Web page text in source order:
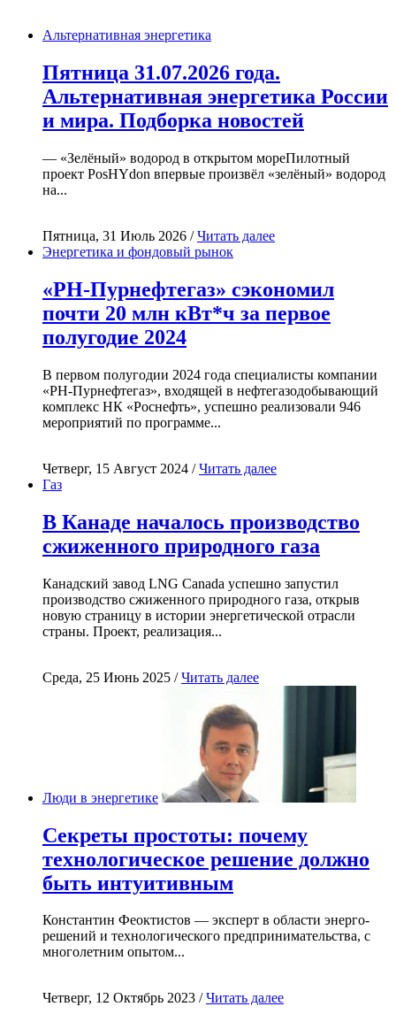
Альтернативная энергетика
Пятница 31.07.2026 года.
Альтернативная энергетика России
и мира. Подборка новостей
— «Зелёный» водород в открытом мореПилотный
проект PosHYdon впервые произвёл «зелёный» водород
на...
Пятница, 31 Июль 2026 /Читать далее
Энергетика и фондовый рынок
«РН-Пурнефтегаз» сэкономил
почти 20 млн кВт*ч за первое
полугодие 2024
В первом полугодии 2024 года специалисты компании
«РН-Пурнефтегаз», входящей в нефтегазодобывающий
комплекс НК «Роснефть», успешно реализовали 946
мероприятий по программе...
Четверг, 15 Август 2024 /Читать далее
Газ
В Канаде началось производство
сжиженного природного газа
Канадский завод LNG Canada успешно запустил
производство сжиженного природного газа, открыв
новую страницу в истории энергетической отрасли
страны. Проект, реализация...
Среда, 25 Июнь 2025 /Читать далее
Люди в энергетике
Секреты простоты: почему
технологическое решение должно
быть интуитивным
Константин Феоктистов — эксперт в области энерго-
решений и технологического предпринимательства, с
многолетним опытом...
Четверг, 12 Октябрь 2023 /Читать далее